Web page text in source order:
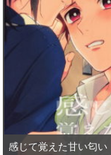
感じて覚えた甘い匂い